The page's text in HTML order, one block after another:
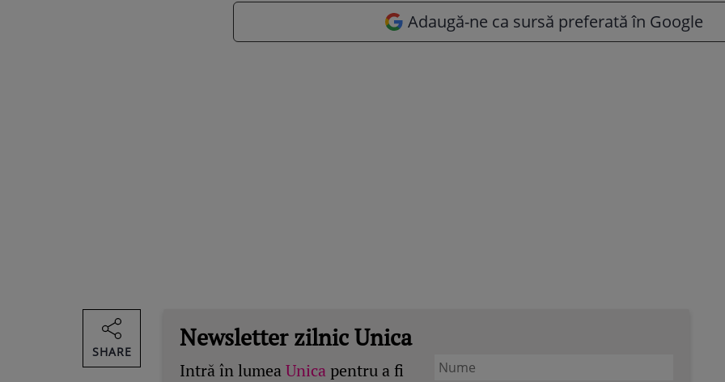
Adaugă-ne ca sursă preferată în Google
Newsletter zilnic Unica
Intră în lumeaUnica pentru a fi
SHARE